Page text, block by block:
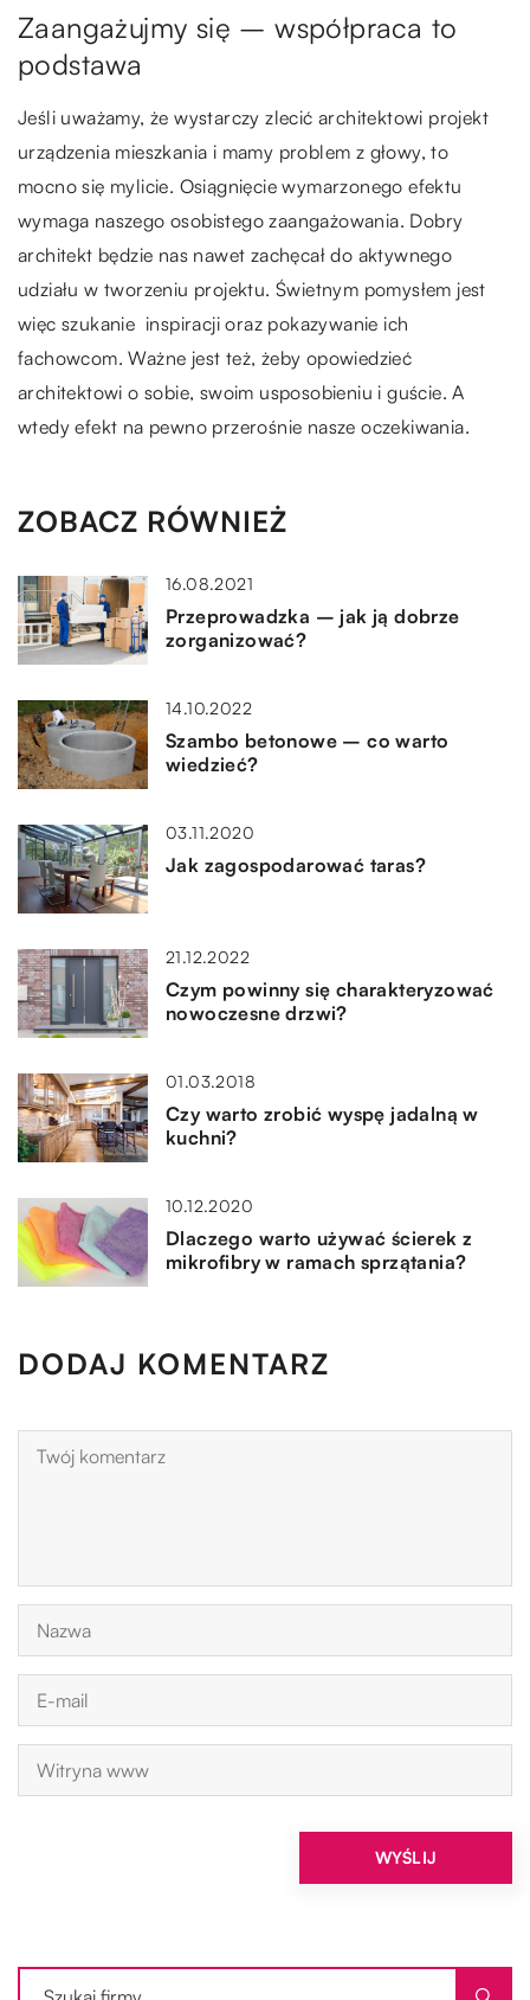
Zaangażujmy się – współpraca to
podstawa
Jeśli uważamy, że wystarczy zlecić architektowi projekt
urządzenia mieszkania i mamy problem z głowy, to
mocno się mylicie. Osiągnięcie wymarzonego efektu
wymaga naszego osobistego zaangażowania. Dobry
architekt będzie nas nawet zachęcał do aktywnego
udziału w tworzeniu projektu. Świetnym pomysłem jest
więc szukanie inspiracji oraz pokazywanie ich
fachowcom. Ważne jest też, żeby opowiedzieć
architektowi o sobie, swoim usposobieniu i guście. A
wtedy efekt na pewno przerośnie nasze oczekiwania.
ZOBACZ RÓWNIEŻ
16.08.2021
Przeprowadzka – jak ją dobrze
zorganizować?
14.10.2022
Szambo betonowe – co warto
wiedzieć?
03.11.2020
Jak zagospodarować taras?
21.12.2022
Czym powinny się charakteryzować
nowoczesne drzwi?
01.03.2018
Czy warto zrobić wyspę jadalną w
kuchni?
10.12.2020
Dlaczego warto używać ścierek z
mikrofibry w ramach sprzątania?
DODAJ KOMENTARZ